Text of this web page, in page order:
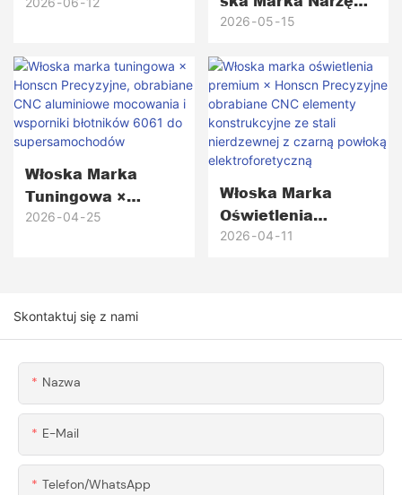
Golfowego ×
Mosiężne Główki
Putterów Od
Prototypu Do
Ponad 5000 Sztuk
Do Obróbki Drewna
Komponenty
Aluminiowe 6061-
T6 Obrabiane CNC
Na Zamówienie Do
Najwyższej Jakości
Obróbki Drewna
2026 05 15
Włoska Marka
Tuningowa ×
Honscn Precyzyjne,
Wsporniki
Błotników 6061 Do
2026 04 25
Włoska Marka
Oświetlenia
Premium × Honscn
2026 04 11
Skontaktuj się z nami
Nazwa
E-Mail
Telefon/WhatsApp